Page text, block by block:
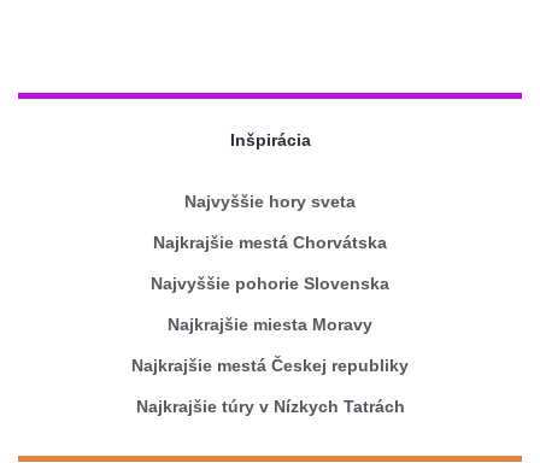
Inšpirácia
Najvyššie hory sveta
Najkrajšie mestá Chorvátska
Najvyššie pohorie Slovenska
Najkrajšie miesta Moravy
Najkrajšie mestá Českej republiky
Najkrajšie túry v Nízkych Tatrách